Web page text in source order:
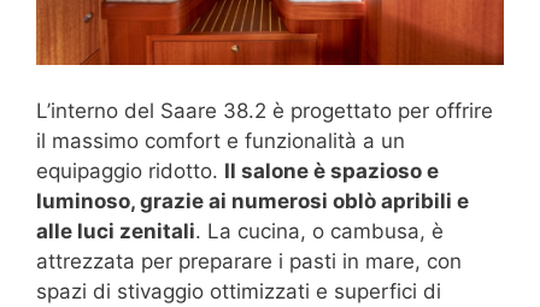
L’interno del Saare 38.2 è progettato per offrire
il massimo comfort e funzionalità a un
equipaggio ridotto. Il salone è spazioso e
luminoso, grazie ai numerosi oblò apribili e
alle luci zenitali. La cucina, o cambusa, è
attrezzata per preparare i pasti in mare, con
spazi di stivaggio ottimizzati e superfici di